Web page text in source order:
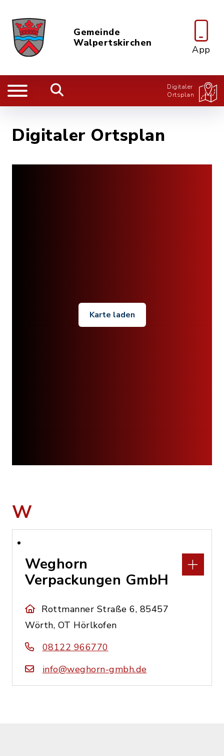
Gemeinde
Walpertskirchen
App
Digitaler
Ortsplan
Digitaler Ortsplan
Karte laden
W
Weghorn
Verpackungen GmbH
Rottmanner Straße 6, 85457
Wörth, OT Hörlkofen
08122 966770
info@weghorn-gmbh.de